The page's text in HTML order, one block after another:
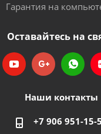
Гарантия на
Оставайтесь на
Наши контакты
+7 906 951-15-